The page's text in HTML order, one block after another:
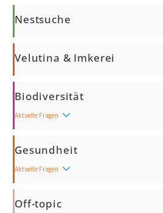
Nestsuche
Velutina & Imkerei
Biodiversität
Aktuelle Fragen
Gesundheit
Aktuelle Fragen
Off-topic